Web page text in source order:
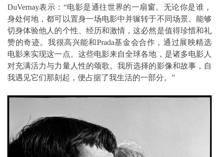
DuVernay表示：“电影是通往世界的一扇窗。无论你是谁，
身处何地，都可以置身一场电影中并辗转于不同场景。能够
切身体验他人的个性、经历和激情，这必然是值得珍惜和礼
赞的奇迹。我很高兴能和Prada基金会合作，通过展映精选
电影来实现这一点。这些电影来自全球各地，是诸多电影人
对充满活力与力量人性的颂歌。我所选择的影像和故事，自
我遇见它们那刻起，便占据了我生活的一部分。”